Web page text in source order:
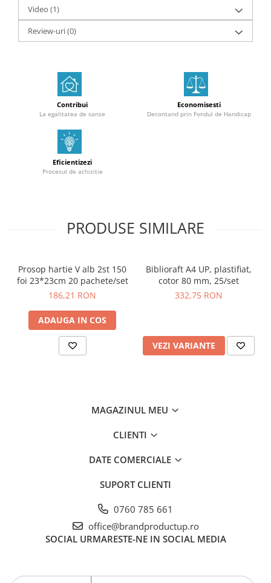
Video (1)
Review-uri(0)
Contribui
La egalitatea de sanse
Economisesti
Decontand prin Fondul de Handicap
Eficientizezi
Procesul de achizitie
PRODUSE SIMILARE
Prosop hartie V alb 2st 150
foi 23*23cm 20 pachete/set
186,21 RON
ADAUGA IN COS
Biblioraft A4 UP, plastifiat,
cotor 80 mm, 25/set
332,75 RON
VEZI VARIANTE
MAGAZINUL MEU
CLIENTI
DATE COMERCIALE
SUPORT CLIENTI
0760 785 661
office@brandproductup.ro
SOCIAL URMARESTE-NE IN SOCIAL MEDIA